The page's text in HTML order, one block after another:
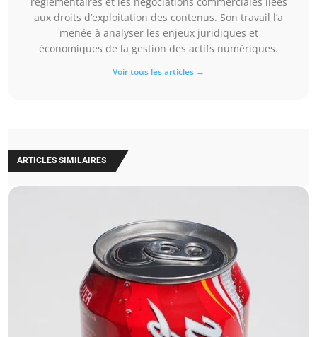
aux droits d’exploitation des contenus. Son travail l’a
menée à analyser les enjeux juridiques et
économiques de la gestion des actifs numériques.
Voir tous les articles →
ARTICLES SIMILAIRES